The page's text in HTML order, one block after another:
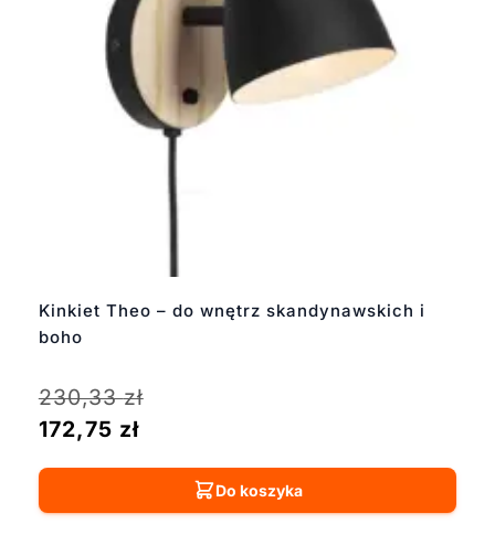
Kinkiet Theo – do wnętrz skandynawskich i
boho
230,33zł
172,75 zł
Do koszyka